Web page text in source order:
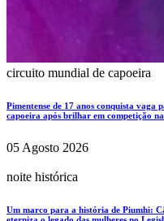
circuito mundial de capoeira
Pimentense de 17 anos conquista
capoeira após brilhar em competição
05 Agosto 2026
noite histórica
Um marco para a história de Piumhi: